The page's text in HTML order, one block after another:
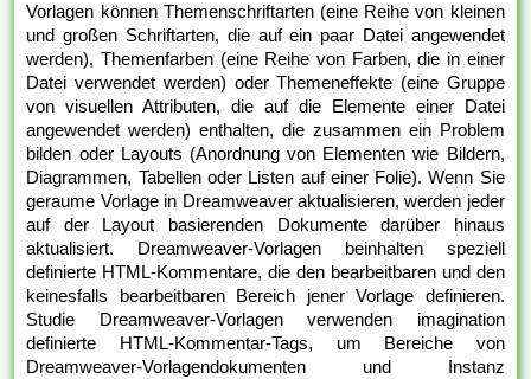
Vorlagen können Themenschriftarten (eine Reihe von kleinen
und großen Schriftarten, die auf ein paar Datei angewendet
werden), Themenfarben (eine Reihe von Farben, die in einer
Datei verwendet werden) oder Themeneffekte (eine Gruppe
von visuellen Attributen, die auf die Elemente einer Datei
angewendet werden) enthalten, die zusammen ein Problem
bilden oder Layouts (Anordnung von Elementen wie Bildern,
Diagrammen, Tabellen oder Listen auf einer Folie). Wenn Sie
geraume Vorlage in Dreamweaver aktualisieren, werden jeder
auf der Layout basierenden Dokumente darüber hinaus
aktualisiert. Dreamweaver-Vorlagen beinhalten speziell
definierte HTML-Kommentare, die den bearbeitbaren und den
keinesfalls bearbeitbaren Bereich jener Vorlage definieren.
Studie Dreamweaver-Vorlagen verwenden imagination
definierte HTML-Kommentar-Tags, um Bereiche von
Dreamweaver-Vorlagendokumenten und Instanz